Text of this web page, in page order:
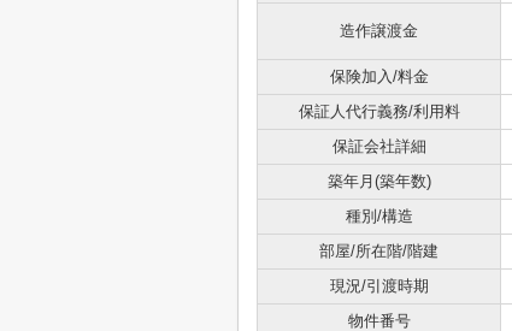
造作譲渡金
保険加入/料金
保証人代行義務/利用料
保証会社詳細
築年月(築年数)
種別/構造
部屋/所在階/階建
現況/引渡時期
物件番号